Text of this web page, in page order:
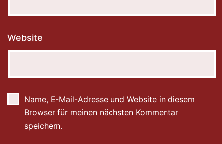
Website
Name, E-Mail-Adresse und Website in diesem
Browser für meinen nächsten Kommentar
speichern.